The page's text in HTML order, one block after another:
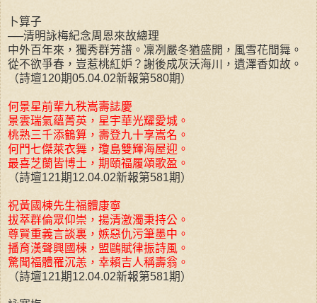
卜算子
──清明詠梅紀念周恩來故總理
中外百年來，獨秀群芳譜。凜冽嚴冬猶盛開，風雪花間舞。
從不欲爭春，豈惹桃紅妒？謝後成灰沃海川，遺澤香如故。
（詩壇120期05.04.02新報第580期）
何景星前輩九秩嵩壽誌慶
景雲瑞氣蘊菁英，星宇華光耀愛城。
桃熟三千添鶴算，壽登九十享嵩名。
何門七傑萊衣舞，瓊島雙輝海屋迎。
最喜芝蘭皆博士，期頤福履頌歌盈。
（詩壇121期12.04.02新報第581期）
祝黃國棟先生福體康寧
拔萃群倫眾仰崇，揚清激濁秉持公。
尊賢重義言談裏，嫉惡仇污筆墨中。
播育漢聲興國棟，盟鷗賦律振詩風。
驚聞福體罹沉恙，幸賴吉人稱壽翁。
（詩壇121期12.04.02新報第581期）